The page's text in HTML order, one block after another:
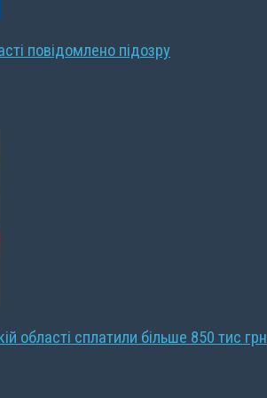
повідомлено підозру
області сплатили більше 850 тис грн